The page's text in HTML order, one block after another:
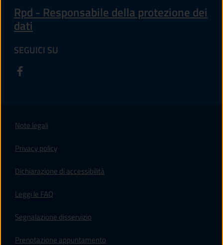
Rpd - Responsabile della protezione dei
dati
SEGUICI SU
Note legali
Privacy policy
Dichiarazione di accessibilità
Leggi le FAQ
Segnalazione disservizio
Prenotazione appuntamento